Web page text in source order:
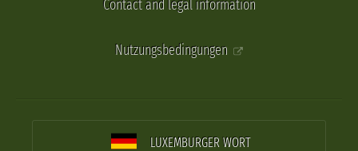
Contact and legal information
Nutzungsbedingungen
LUXEMBURGER WORT